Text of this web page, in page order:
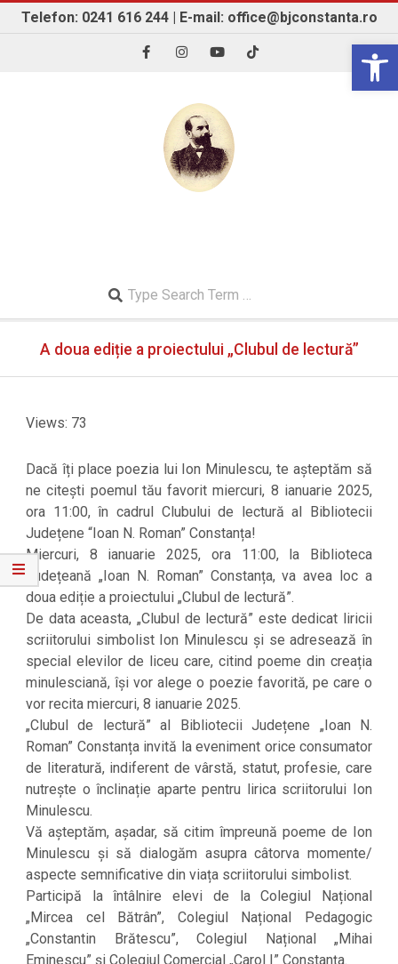
SkipTelefon: 0241 616 244 | E-mail: office@bjconstanta.ro
Search
NavigationA doua ediție a proiectului „Clubul de lectură”
Views: 73
Dacă îți place poezia lui Ion Minulescu, te așteptăm să
ne citești poemul tău favorit miercuri, 8 ianuarie 2025,
ora 11:00, în cadrul Clubului de lectură al Bibliotecii
Județene “Ioan N. Roman” Constanța!
Miercuri, 8 ianuarie 2025, ora 11:00, la Biblioteca
Județeană „Ioan N. Roman” Constanța, va avea loc a
doua ediție a proiectului „Clubul de lectură”.
De data aceasta, „Clubul de lectură” este dedicat liricii
scriitorului simbolist Ion Minulescu și se adresează în
special elevilor de liceu care, citind poeme din creația
minulesciană, își vor alege o poezie favorită, pe care o
vor recita miercuri, 8 ianuarie 2025.
„Clubul de lectură” al Bibliotecii Județene „Ioan N.
Roman” Constanța invită la eveniment orice consumator
de literatură, indiferent de vârstă, statut, profesie, care
nutrește o înclinație aparte pentru lirica scriitorului Ion
Minulescu.
Vă așteptăm, așadar, să citim împreună poeme de Ion
Minulescu și să dialogăm asupra câtorva momente/
aspecte semnificative din viața scriitorului simbolist.
Participă la întâlnire elevi de la Colegiul Național
„Mircea cel Bătrân”, Colegiul Național Pedagogic
„Constantin Brătescu”, Colegiul Național „Mihai
Eminescu” și Colegiul Comercial „Carol I” Constanța.